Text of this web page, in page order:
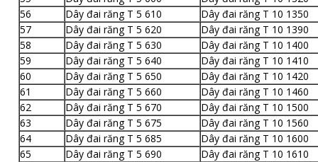
56
Dây đai răng T 5 610
Dây đai răng T 10 1350
57
Dây đai răng T 5 620
Dây đai răng T 10 1390
58
Dây đai răng T 5 630
Dây đai răng T 10 1400
59
Dây đai răng T 5 640
Dây đai răng T 10 1410
60
Dây đai răng T 5 650
Dây đai răng T 10 1420
61
Dây đai răng T 5 660
Dây đai răng T 10 1460
62
Dây đai răng T 5 670
Dây đai răng T 10 1500
63
Dây đai răng T 5 675
Dây đai răng T 10 1560
64
Dây đai răng T 5 685
Dây đai răng T 10 1600
65
Dây đai răng T 5 690
Dây đai răng T 10 1610